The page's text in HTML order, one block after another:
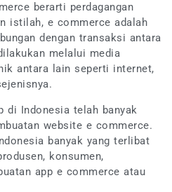
berarti perdagangan
istilah, e commerce adalah
dengan transaksi antara
melalui media
antara lain seperti internet,
di Indonesia telah banyak
website e commerce.
banyak yang terlibat
konsumen,
app e commerce atau